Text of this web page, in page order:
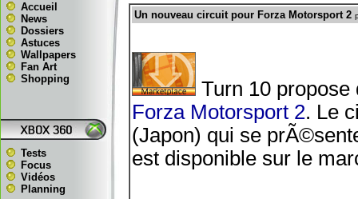
Accueil
News
Dossiers
Astuces
Wallpapers
Fan Art
Shopping
Tests
Focus
Vidéos
Planning
Un nouveau circuit pour Forza Motorsport 2
Turn 10 propose
Forza Motorsport 2. Le
(Japon) qui se
est disponible sur le